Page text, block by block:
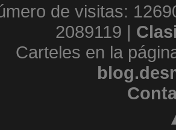
de visitas:
2089119 |
Carteles en la